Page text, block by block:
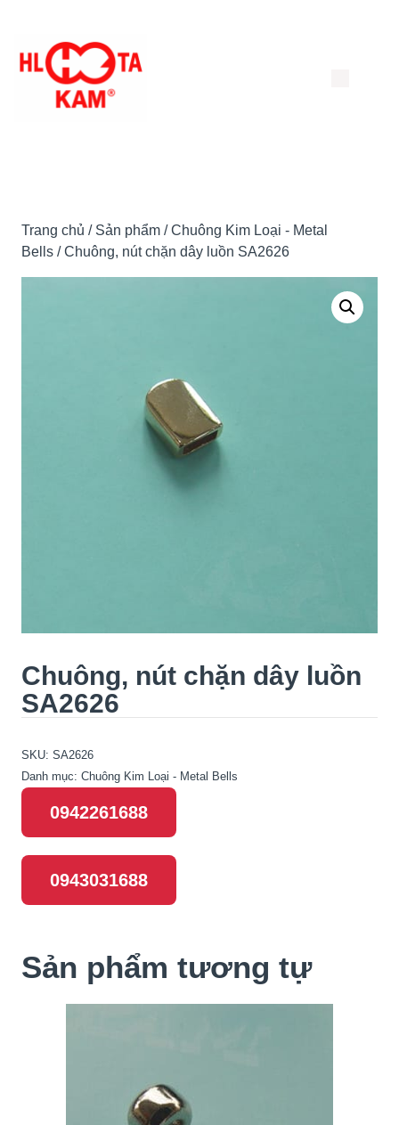
đến
Trang chủ / Sản phẩm /Chuông Kim Loại - Metal
Bells / Chuông, nút chặn dây luồn SA2626
Chuông, nút chặn dây luồn
SA2626
SKU: SA2626
Danh mục: Chuông Kim Loại - Metal Bells
0942261688
0943031688
Sản phẩm tương tự